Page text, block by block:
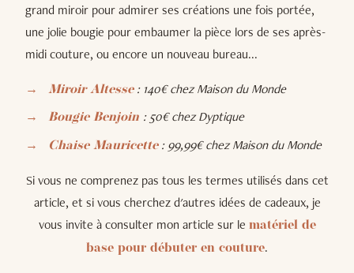
grand miroir pour admirer ses créations une fois portée,
une jolie bougie pour embaumer la pièce lors de ses après-
midi couture, ou encore un nouveau bureau...
Miroir Altesse: 140€ chez Maison du Monde
Bougie Benjoin : 50€ chez Dyptique
Chaise Mauricette: 99,99€ chez Maison du Monde
Si vous ne comprenez pas tous les termes utilisés dans cet
article, et si vous cherchez d'autres idées de cadeaux, je
vous invite à consulter mon article sur le matériel de
base pour débuter en couture.